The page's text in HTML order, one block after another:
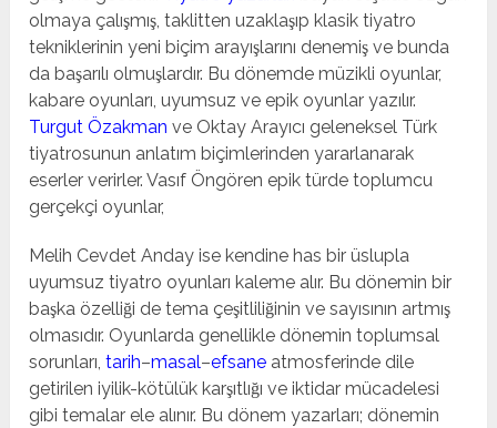
olmaya çalışmış, taklitten uzaklaşıp klasik tiyatro
tekniklerinin yeni biçim arayışlarını denemiş ve bunda
da başarılı olmuşlardır. Bu dönemde müzikli oyunlar,
kabare oyunları, uyumsuz ve epik oyunlar yazılır.
Turgut Özakman ve Oktay Arayıcı geleneksel Türk
tiyatrosunun anlatım biçimlerinden yararlanarak
eserler verirler. Vasıf Öngören epik türde toplumcu
gerçekçi oyunlar,
Melih Cevdet Anday ise kendine has bir üslupla
uyumsuz tiyatro oyunları kaleme alır. Bu dönemin bir
başka özelliği de tema çeşitliliğinin ve sayısının artmış
olmasıdır. Oyunlarda genellikle dönemin toplumsal
sorunları,tarih–masal–efsane atmosferinde dile
getirilen iyilik-kötülük karşıtlığı ve iktidar mücadelesi
gibi temalar ele alınır. Bu dönem yazarları; dönemin